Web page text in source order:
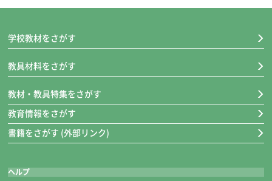
学校教材をさがす
教具材料をさがす
教材・教具特集をさがす
教育情報をさがす
書籍をさがす (外部リンク)
ヘルプ